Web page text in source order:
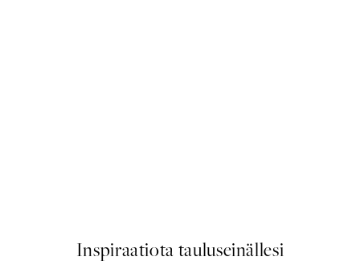
Inspiraatiota tauluseinällesi